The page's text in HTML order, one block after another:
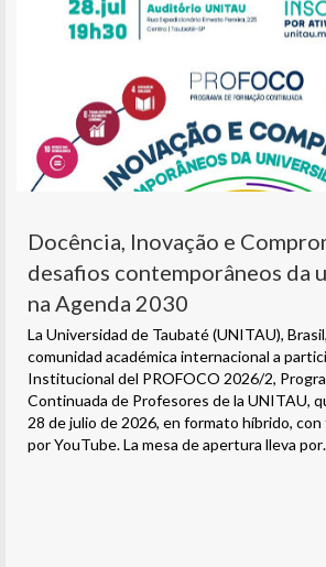
Docência, Inovação e
desafios contemporâneos da
na Agenda 2030
La Universidad de Taubaté (UNITAU),
comunidad académica internacional a
Institucional del PROFOCO 2026/2,
Continuada de Profesores de la UNITAU,
28 de julio de 2026, en formato híbrido,
por YouTube. La mesa de apertura lleva